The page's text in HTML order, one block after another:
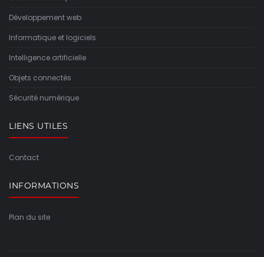
Développement web
Informatique et logiciels
Intelligence artificielle
Objets connectés
Sécurité numérique
LIENS UTILES
Contact
INFORMATIONS
Plan du site